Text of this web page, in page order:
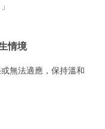
情境
無法適應，保持溫和